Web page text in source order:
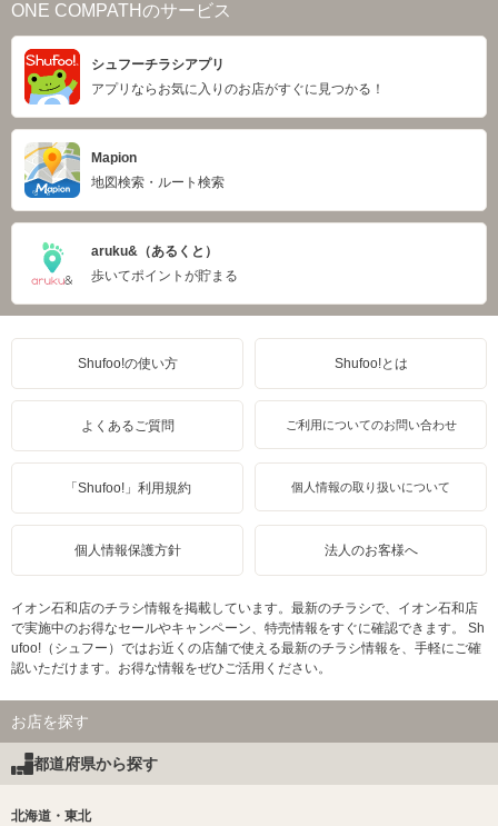
ONE COMPATHのサービス
シュフーチラシアプリ
アプリならお気に入りのお店がすぐに見つかる！
Mapion
地図検索・ルート検索
aruku&（あるくと）
歩いてポイントが貯まる
Shufoo!の使い方 Shufoo!とは
よくあるご質問 ご利用についてのお問い合わせ
「Shufoo!」利用規約 個人情報の取り扱いについて
個人情報保護方針 法人のお客様へ
イオン石和店のチラシ情報を掲載しています。最新のチラシで、イオン石和店
で実施中のお得なセールやキャンペーン、特売情報をすぐに確認できます。 Sh
ufoo!（シュフー）ではお近くの店舗で使える最新のチラシ情報を、手軽にご確
認いただけます。お得な情報をぜひご活用ください。
お店を探す
都道府県から探す
北海道・東北